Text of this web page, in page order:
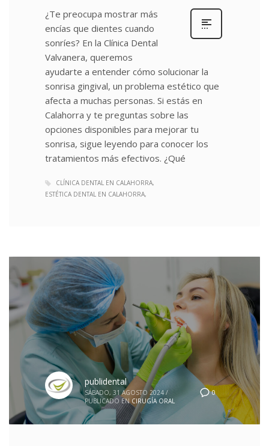
¿Te preocupa mostrar más
encías que dientes cuando
sonríes? En la Clínica Dental
Valvanera, queremos
ayudarte a entender cómo solucionar la
sonrisa gingival, un problema estético que
afecta a muchas personas. Si estás en
Calahorra y te preguntas sobre las
opciones disponibles para mejorar tu
sonrisa, sigue leyendo para conocer los
tratamientos más efectivos. ¿Qué
CLÍNICA DENTAL EN CALAHORRA
ESTÉTICA DENTAL EN CALAHORRA
0
publidental
SÁBADO, 31 AGOSTO 2024 /
PUBLICADO EN CIRUGÍA ORAL